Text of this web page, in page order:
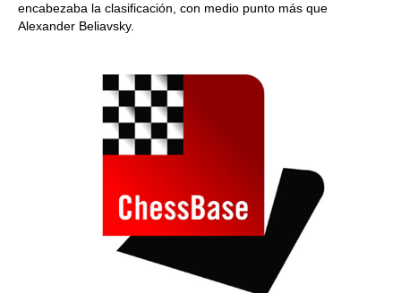
encabezaba la clasificación, con medio punto más que
Alexander Beliavsky.